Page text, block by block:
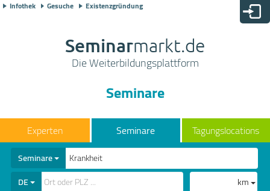
Infothek Gesuche Existenzgründung
Seminarmarkt.de
Die Weiterbildungsplattform
Seminare
Seminare Tagungslocations
Seminare
DE
km